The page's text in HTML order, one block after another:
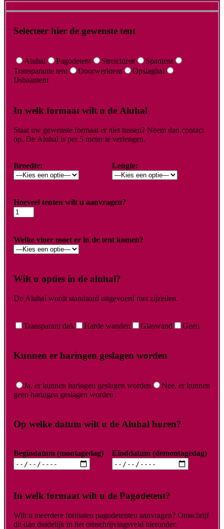
Selecteer hier de gewenste tent
Aluhal Pagodetent Stretchtent
Spantent
Transparante tent
Doorwerktent
Opslaghal
IJsbaantent
In welk formaat wilt u de Aluhal
Staat uw gewenste formaat er niet tussen? Neem dan contact
op. De Aluhal is per 5 meter te verlengen.
Breedte: Lengte:
Hoeveel tenten wilt u aanvragen?
Welke vloer moet er in de tent komen?
Wilt u opties in de aluhal?
De Aluhal wordt standaard uitgevoerd met zijzeilen.
Transparant dak Harde wanden Glaswand Geen
Kunnen er haringen geslagen worden
Ja, er kunnen haringen geslagen worden
Nee, er kunnen
geen haringen geslagen worden
Op welke datum wilt u de Aluhal huren?
Begindatum (montagedag) Einddatum (demontagedag)
In welk formaat wilt u de Pagodetent?
Wilt u meerdere formaten pagodetenten aanvragen? Omschrijf
dit dan duidelijk in het omschrijvingsveld hieronder.